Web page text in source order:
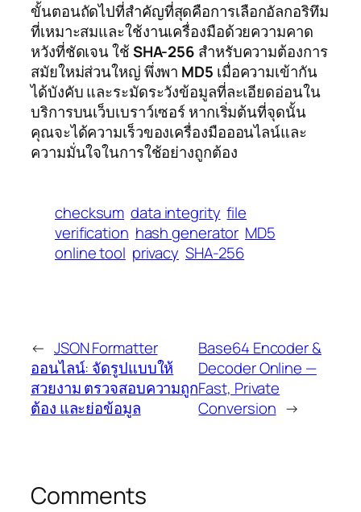
ขั้นตอนถัดไปที่สำคัญที่สุดคือการเลือกอัลกอริทึม
ที่เหมาะสมและใช้งานเครื่องมือด้วยความคาด
หวังที่ชัดเจน ใช้SHA-256 สำหรับความต้องการ
สมัยใหม่ส่วนใหญ่ พึ่งพา MD5 เมื่อความเข้ากัน
ได้บังคับ และระมัดระวังข้อมูลที่ละเอียดอ่อนใน
บริการบนเว็บเบราว์เซอร์ หากเริ่มต้นที่จุดนั้น
คุณจะได้ความเร็วของเครื่องมือออนไลน์และ
ความมั่นใจในการใช้อย่างถูกต้อง
checksum data integrity file
verification hash generator MD5
online tool privacy SHA-256
← JSON Formatter
ออนไลน์: จัดรูปแบบให้
สวยงาม ตรวจสอบความถูก
ต้อง และย่อข้อมูล
Base64 Encoder &
Decoder Online —
Fast, Private
Conversion →
Comments